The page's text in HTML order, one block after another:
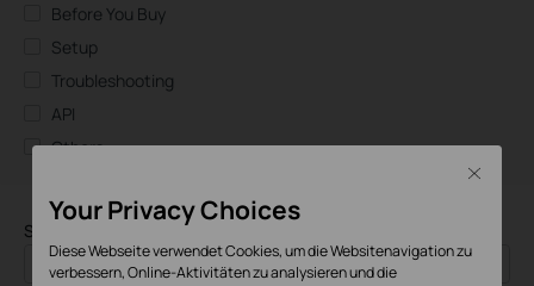
Before You Buy
Setup
Troubleshooting
API
Others
Sortieren nach
Time
Your Privacy Choices
Diese Webseite verwendet Cookies, um die Websitenavigation zu
verbessern, Online-Aktivitäten zu analysieren und die
Close